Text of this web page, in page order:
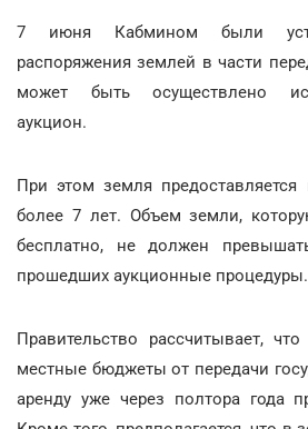
7 июня Кабмином были
распоряжения землей в части
может быть осуществлено
аукцион.
При этом земля
более 7 лет. Объем земли,
бесплатно, не должен
прошедших аукционные процедуры.
Правительство рассчитывает,
местные бюджеты от передачи
аренду уже через полтора года